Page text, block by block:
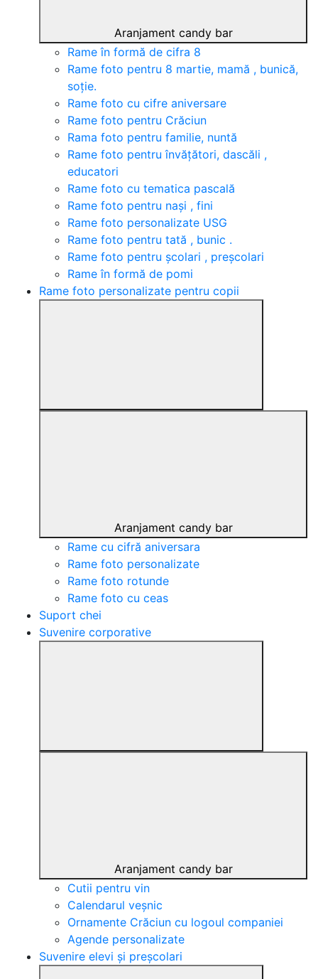
Aranjament candy bar
Rame în formă de cifra 8
Rame foto pentru 8 martie, mamă , bunică,
soție.
Rame foto cu cifre aniversare
Rame foto pentru Crăciun
Rama foto pentru familie, nuntă
Rame foto pentru învățători, dascăli ,
educatori
Rame foto cu tematica pascală
Rame foto pentru nași , fini
Rame foto personalizate USG
Rame foto pentru tată , bunic .
Rame foto pentru școlari , preșcolari
Rame în formă de pomi
Rame foto personalizate pentru copii
Aranjament candy bar
Rame cu cifră aniversara
Rame foto personalizate
Rame foto rotunde
Rame foto cu ceas
Suport chei
Suvenire corporative
Aranjament candy bar
Cutii pentru vin
Calendarul veșnic
Ornamente Crăciun cu logoul companiei
Agende personalizate
Suvenire elevi și preșcolari